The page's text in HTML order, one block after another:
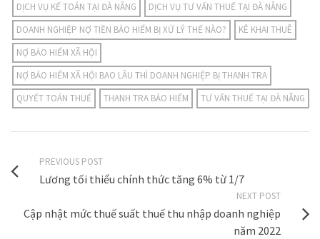
DỊCH VỤ KẾ TOÁN TẠI ĐÀ NẴNG
DỊCH VỤ TƯ VẤN THUẾ TẠI ĐÀ NẴNG
DOANH NGHIỆP NỢ TIỀN BẢO HIỂM BỊ XỬ LÝ THẾ NÀO?
KÊ KHAI THUÊ
NỢ BẢO HIỂM XÃ HỘI
NỢ BẢO HIỂM XÃ HỘI BAO LÂU THÌ DOANH NGHIỆP BỊ THANH TRA
QUYẾT TOÁN THUẾ
THANH TRA BẢO HIỂM TƯ VẤN THUẾ TẠI ĐÀ NẴNG
PREVIOUS POST
Lương tối thiểu chính thức tăng 6% từ 1/7
NEXT POST
Cập nhật mức thuế suất thuế thu nhập doanh nghiệp
năm 2022